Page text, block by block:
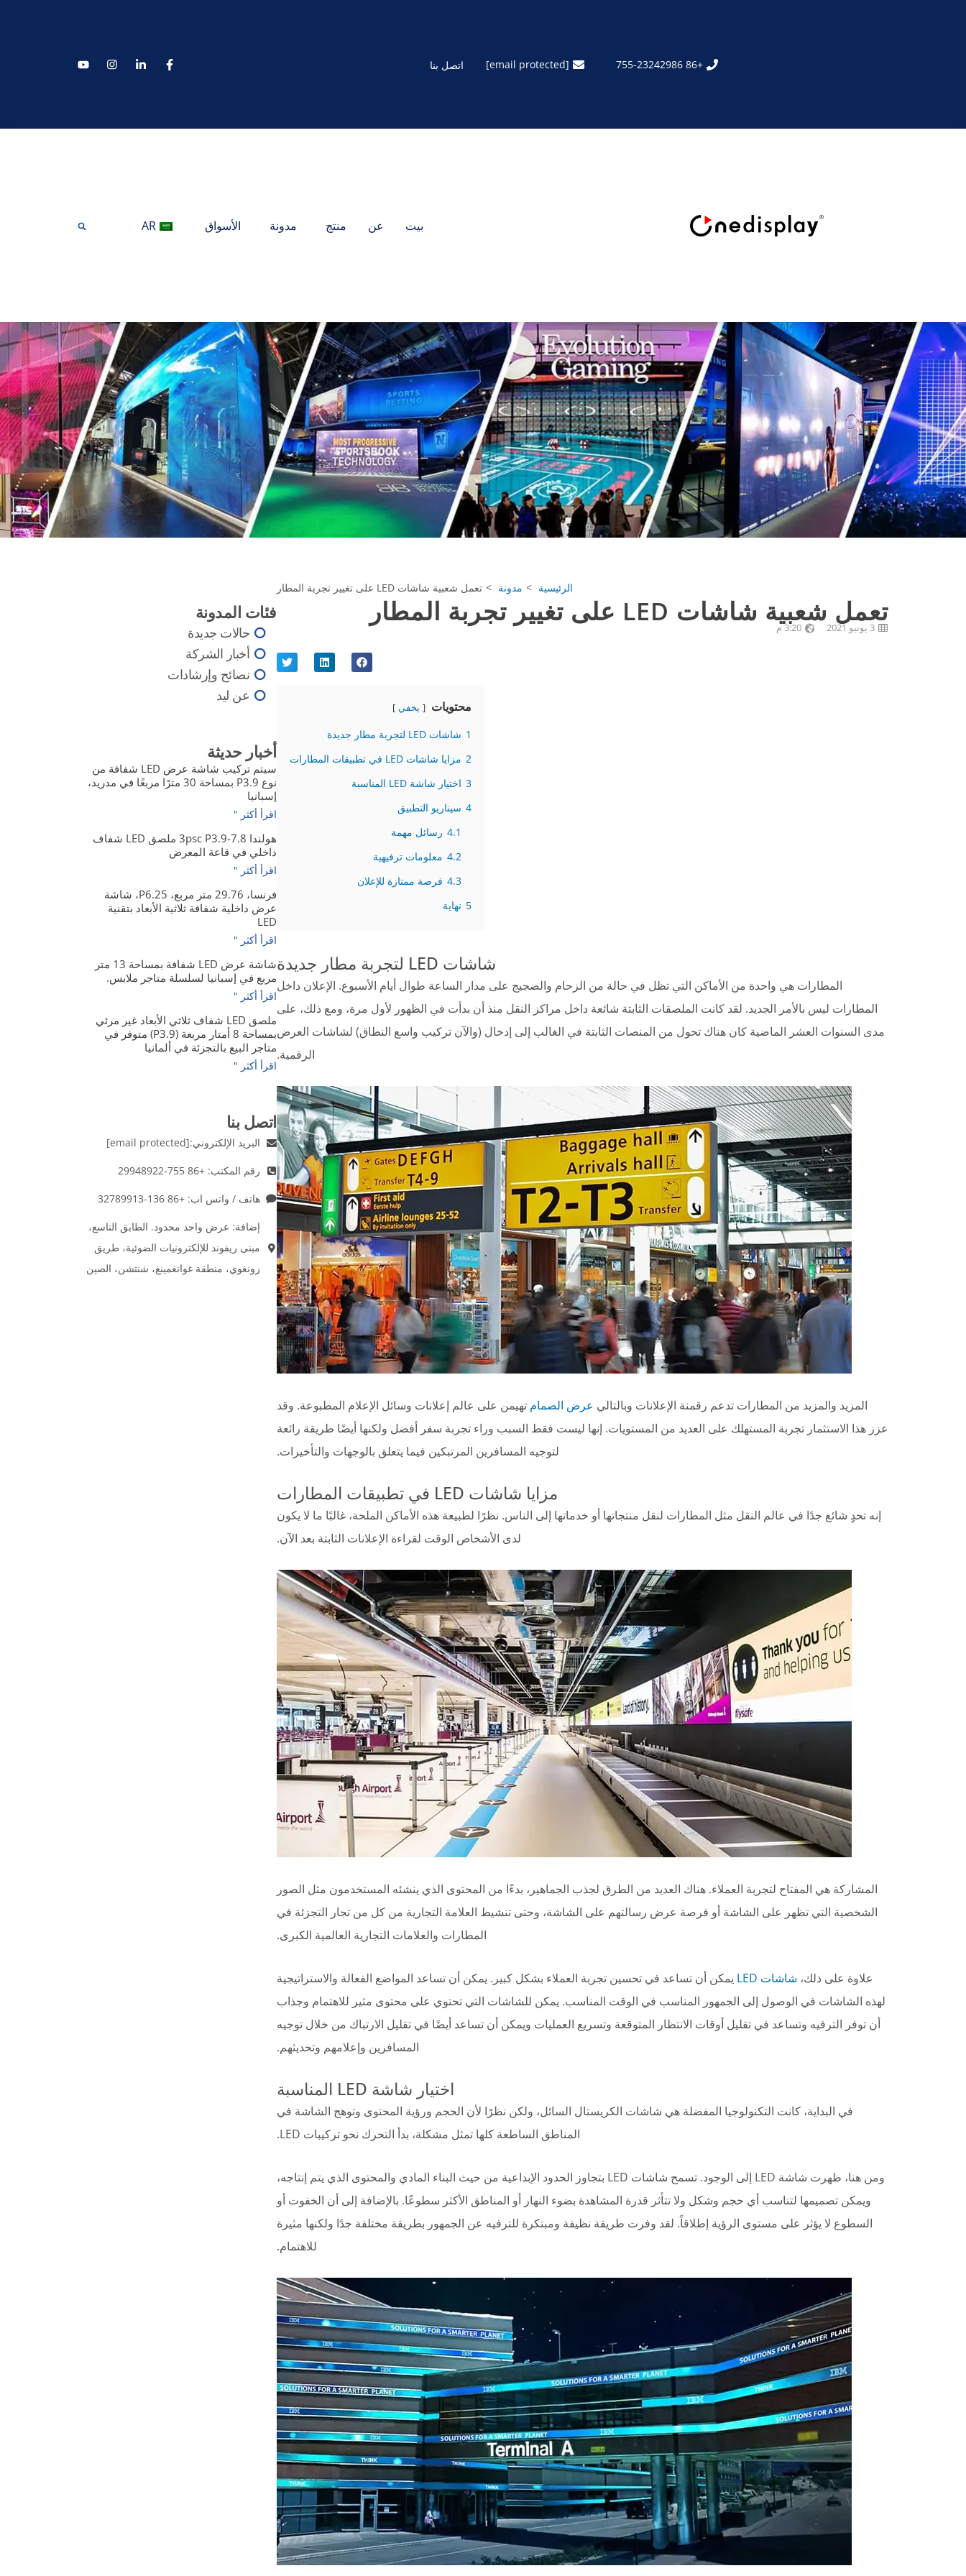
+86 755-23242986
[email protected] اتصل بنا
بيت عن منتج مدونة الأسواق AR
الرئيسية مدونة تعمل شعبية شاشات LED على تغيير تجربة المطار
تعمل شعبية شاشات LED على تغيير تجربة المطار
3 يونيو 2021 3:20 م
محتويات يخفي
1 شاشات LED لتجربة مطار جديدة
2 مزايا شاشات LED في تطبيقات المطارات
3 اختيار شاشة LED المناسبة
4 سيناريو التطبيق
4.1 رسائل مهمة
4.2 معلومات ترفيهية
4.3 فرصة ممتازة للإعلان
5 نهاية
شاشات LED لتجربة مطار جديدة
المطارات هي واحدة من الأماكن التي تظل في حالة من الزحام والضجيج على مدار الساعة طوال أيام الأسبوع. الإعلان داخل
المطارات ليس بالأمر الجديد. لقد كانت الملصقات الثابتة شائعة داخل مراكز النقل منذ أن بدأت في الظهور لأول مرة، ومع ذلك، على
مدى السنوات العشر الماضية كان هناك تحول من المنصات الثابتة في الغالب إلى إدخال (والآن تركيب واسع النطاق) لشاشات العرض
الرقمية.
المزيد والمزيد من المطارات تدعم رقمنة الإعلانات وبالتالي عرض الصمام تهيمن على عالم إعلانات وسائل الإعلام المطبوعة. وقد
عزز هذا الاستثمار تجربة المستهلك على العديد من المستويات. إنها ليست فقط السبب وراء تجربة سفر أفضل ولكنها أيضًا طريقة رائعة
لتوجيه المسافرين المرتبكين فيما يتعلق بالوجهات والتأخيرات.
مزايا شاشات LED في تطبيقات المطارات
إنه تحدٍ شائع جدًا في عالم النقل مثل المطارات لنقل منتجاتها أو خدماتها إلى الناس. نظرًا لطبيعة هذه الأماكن الملحة، غالبًا ما لا يكون
لدى الأشخاص الوقت لقراءة الإعلانات الثابتة بعد الآن.
المشاركة هي المفتاح لتجربة العملاء. هناك العديد من الطرق لجذب الجماهير، بدءًا من المحتوى الذي ينشئه المستخدمون مثل الصور
الشخصية التي تظهر على الشاشة أو فرصة عرض رسالتهم على الشاشة، وحتى تنشيط العلامة التجارية من كل من تجار التجزئة في
المطارات والعلامات التجارية العالمية الكبرى.
علاوة على ذلك، شاشات LED
يمكن أن تساعد في تحسين تجربة العملاء بشكل كبير. يمكن أن تساعد المواضع الفعالة والاستراتيجية
لهذه الشاشات في الوصول إلى الجمهور المناسب في الوقت المناسب. يمكن للشاشات التي تحتوي على محتوى مثير للاهتمام وجذاب
أن توفر الترفيه وتساعد في تقليل أوقات الانتظار المتوقعة وتسريع العمليات ويمكن أن تساعد أيضًا في تقليل الارتباك من خلال توجيه
المسافرين وإعلامهم وتحديثهم.
اختيار شاشة LED المناسبة
في البداية، كانت التكنولوجيا المفضلة هي شاشات الكريستال السائل، ولكن نظرًا لأن الحجم ورؤية المحتوى وتوهج الشاشة في
المناطق الساطعة كلها تمثل مشكلة، بدأ التحرك نحو تركيبات LED.
ومن هنا، ظهرت شاشة LED إلى الوجود. تسمح شاشات LED بتجاوز الحدود الإبداعية من حيث البناء المادي والمحتوى الذي يتم إنتاجه،
ويمكن تصميمها لتناسب أي حجم وشكل ولا تتأثر قدرة المشاهدة بضوء النهار أو المناطق الأكثر سطوعًا. بالإضافة إلى أن الخفوت أو
السطوع لا يؤثر على مستوى الرؤية إطلاقاً. لقد وفرت طريقة نظيفة ومبتكرة للترفيه عن الجمهور بطريقة مختلفة جدًا ولكنها مثيرة
للاهتمام.
فئات المدونة
حالات جديدة
أخبار الشركة
نصائح وإرشادات
عن ليد
أخبار حديثة
سيتم تركيب شاشة عرض LED شفافة من
نوع P3.9 بمساحة 30 مترًا مربعًا في مدريد،
إسبانيا
اقرأ أكثر "
هولندا 3psc P3.9-7.8 ملصق LED شفاف
داخلي في قاعة المعرض
اقرأ أكثر "
فرنسا، 29.76 متر مربع، P6.25، شاشة
عرض داخلية شفافة ثلاثية الأبعاد بتقنية
LED
اقرأ أكثر "
شاشة عرض LED شفافة بمساحة 13 متر
مربع في إسبانيا لسلسلة متاجر ملابس.
اقرأ أكثر "
ملصق LED شفاف ثلاثي الأبعاد غير مرئي
بمساحة 8 أمتار مربعة (P3.9) متوفر في
متاجر البيع بالتجزئة في ألمانيا
اقرأ أكثر "
اتصل بنا
البريد الإلكتروني:[email protected]
رقم المكتب: +86 755-29948922
هاتف / واتس اب: +86 136-32789913
إضافة: عرض واحد محدود. الطابق التاسع،
مبنى ريفوند للإلكترونيات الضوئية، طريق
رونغوي، منطقة غوانغمينغ، شنتشن، الصين